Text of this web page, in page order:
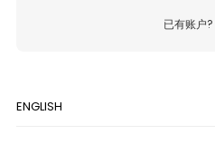
已有账户?
ENGLISH